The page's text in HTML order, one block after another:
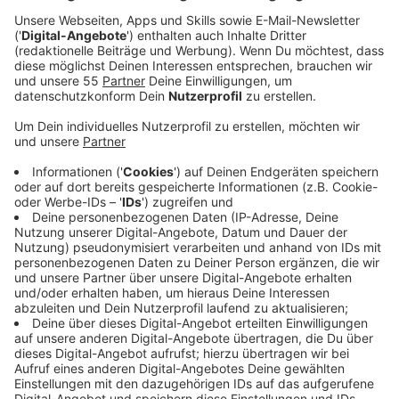
Homeoffice doch mehr als genügend gemeinsame
Zeit daheim. Unter einem Dach hat man gearbeitet,
gelernt, gestritten und sich meist auch wieder
vertragen... Der Wunsch nach mehr Zeit mit der
Familie ist aber nicht weniger geworden, ganz im
Gegenteil. Das bestätigt auch die Krefelder
Pädagogin Ursula Hakes. Besonders die Jüngsten
vermissen eine qualitativ hochwertigere Zeit mit
ihren Eltern und Geschwistern.
Veröffentlicht:Montag, 14.02.2022 13:40
Anzeige
Ursula Hakes ist vierfache Mutter, Sozialpädagogin
und Teamleiterin in der offenen Kinder- und